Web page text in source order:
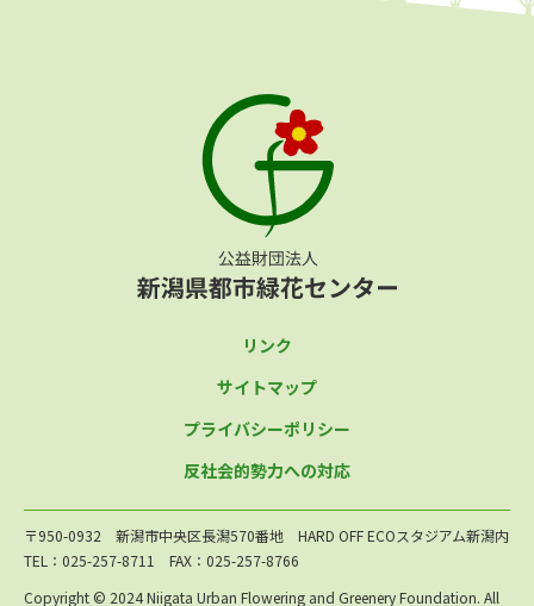
リンク
サイトマップ
プライバシーポリシー
反社会的勢力への対応
〒950-0932 新潟市中央区長潟570番地 HARD OFF ECOスタジアム新潟内
TEL：025-257-8711 FAX：025-257-8766
Copyright © 2024 Niigata Urban Flowering and Greenery Foundation. All